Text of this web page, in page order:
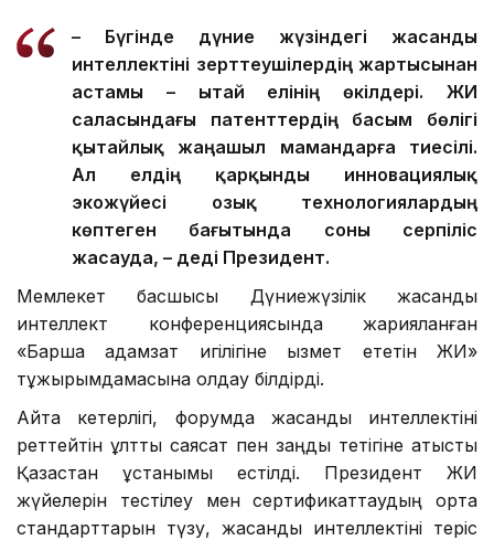
– Бүгінде дүние жүзіндегі жасанды
интеллектіні зерттеушілердің жартысынан
астамы – Қытай елінің өкілдері. ЖИ
саласындағы патенттердің басым бөлігі
қытайлық жаңашыл мамандарға тиесілі.
Ал елдің қарқынды инновациялық
экожүйесі озық технологиялардың
көптеген бағытында соны серпіліс
жасауда, – деді Президент.
Мемлекет басшысы Дүниежүзілік жасанды
интеллект конференциясында жарияланған
«Барша адамзат игілігіне қызмет ететін ЖИ»
тұжырымдамасына қолдау білдірді.
Айта кетерлігі, форумда жасанды интеллектіні
реттейтін ұлттық саясат пен заңдық тетігіне қатысты
Қазақстан ұстанымы естілді. Президент ЖИ
жүйелерін тестілеу мен сертификаттаудың ортақ
стандарттарын түзу, жасанды интеллектіні теріс